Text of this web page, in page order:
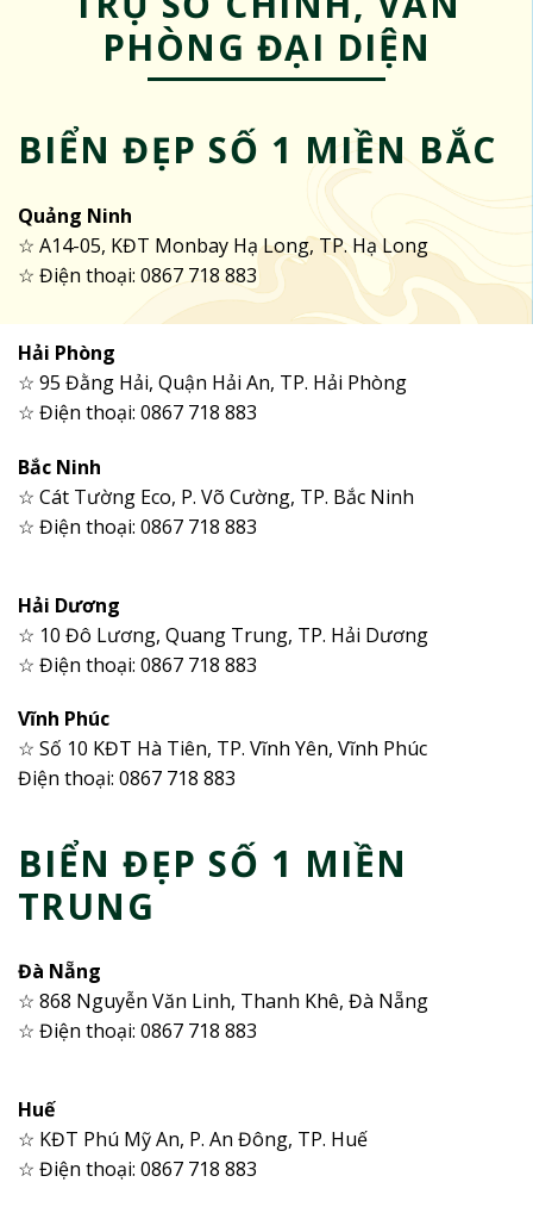
PHÒNG ĐẠI DIỆN
BIỂN ĐẸP SỐ 1 MIỀN BẮC
Quảng Ninh
☆ A14-05, KĐT Monbay Hạ Long, TP. Hạ Long
☆ Điện thoại: 0867 718 883
Hải Phòng
☆ 95 Đằng Hải, Quận Hải An, TP. Hải Phòng
☆ Điện thoại: 0867 718 883
Bắc Ninh
☆ Cát Tường Eco, P. Võ Cường, TP. Bắc Ninh
☆ Điện thoại: 0867 718 883
Hải Dương
☆ 10 Đô Lương, Quang Trung, TP. Hải Dương
☆ Điện thoại: 0867 718 883
Vĩnh Phúc
☆ Số 10 KĐT Hà Tiên, TP. Vĩnh Yên, Vĩnh Phúc
Điện thoại: 0867 718 883
BIỂN ĐẸP SỐ 1 MIỀN
TRUNG
Đà Nẵng
☆ 868 Nguyễn Văn Linh, Thanh Khê, Đà Nẵng
☆ Điện thoại: 0867 718 883
Huế
☆ KĐT Phú Mỹ An, P. An Đông, TP. Huế
☆ Điện thoại: 0867 718 883